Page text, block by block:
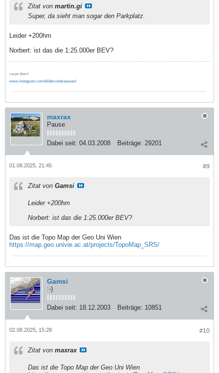
Zitat von martin.gi
Super, da sieht man sogar den Parkplatz.
Leider +200hm
Norbert: ist das die 1:25.000er BEV?
carpe diem!
www.instagram.com/bildervondraussen/
maxrax
Pause
Dabei seit: 04.03.2008 Beiträge: 29201
#9
01.08.2025, 21:45
Zitat von Gamsi
Leider +200hm
Norbert: ist das die 1:25.000er BEV?
Das ist die Topo Map der Geo Uni Wien
https://map.geo.univie.ac.at/projects/TopoMap_SRS/
Gamsi
:-)
Dabei seit: 18.12.2003 Beiträge: 10851
#10
02.08.2025, 15:28
Zitat von maxrax
Das ist die Topo Map der Geo Uni Wien